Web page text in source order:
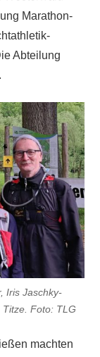
Marathon-
Abteilung
Iris Jaschky-
Foto: TLG
machten